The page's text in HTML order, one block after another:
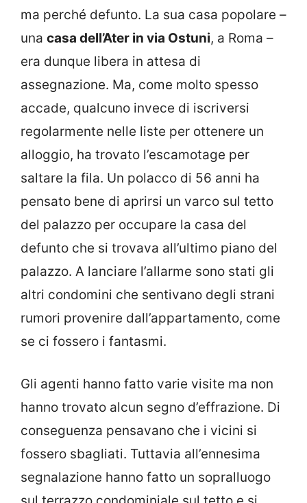
ma perché defunto. La sua casa popolare –
una casa dell’Ater in via Ostuni, a Roma –
era dunque libera in attesa di
assegnazione. Ma, come molto spesso
accade, qualcuno invece di iscriversi
regolarmente nelle liste per ottenere un
alloggio, ha trovato l’escamotage per
saltare la fila. Un polacco di 56 anni ha
pensato bene di aprirsi un varco sul tetto
del palazzo per occupare la casa del
defunto che si trovava all’ultimo piano del
palazzo. A lanciare l’allarme sono stati gli
altri condomini che sentivano degli strani
rumori provenire dall’appartamento, come
se ci fossero i fantasmi.
Gli agenti hanno fatto varie visite ma non
hanno trovato alcun segno d’effrazione. Di
conseguenza pensavano che i vicini si
fossero sbagliati. Tuttavia all’ennesima
segnalazione hanno fatto un sopralluogo